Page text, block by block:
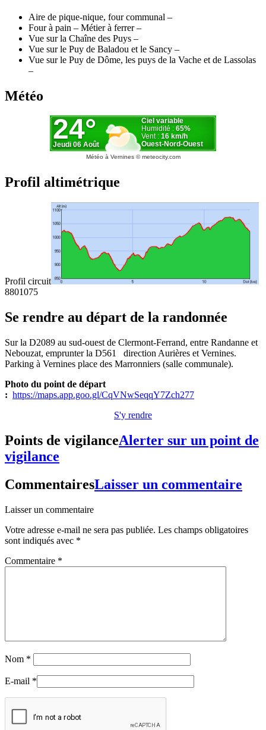
Aire de pique-nique, four communal –
Four à pain – Métier à ferrer –
Vue sur la Chaîne des Puys –
Vue sur le Puy de Baladou et le Sancy –
Vue sur le Puy de Dôme, les puys de la Vache et de Lassolas
–
Météo
Météo à Vernines© meteocity.com
Profil altimétrique
Profil circuit
8801075
Se rendre au départ de la randonnée
Sur la D2089 au sud-ouest de Clermont-Ferrand, entre Randanne et
Nebouzat, emprunter la D561 direction Aurières et Vernines.
Parking à Vernines place des Marronniers (salle communale).
Photo du point de départ
: https://maps.app.goo.gl/CqVNwSeqqY7Zch277
S'y rendre
Points de vigilanceAlerter sur un point de
vigilance
CommentairesLaisser un commentaire
Laisser un commentaire
Votre adresse e-mail ne sera pas publiée. Les champs obligatoires
sont indiqués avec *
Commentaire *
Nom *
E-mail *